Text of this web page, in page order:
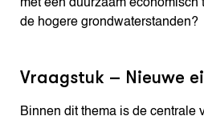
met een duurzaam economisch
de hogere grondwaterstanden?
Vraagstuk – Nieuwe
Binnen dit thema is de centrale